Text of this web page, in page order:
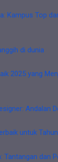
Kampus Top
di dunia
2025 yang
Andalan
untuk
Tantangan dan